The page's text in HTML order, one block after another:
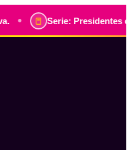
Serie: Presidentes de